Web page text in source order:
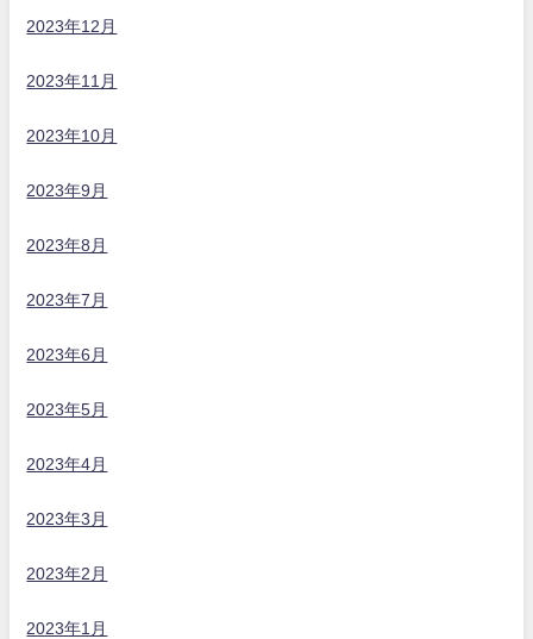
2023年12月
2023年11月
2023年10月
2023年9月
2023年8月
2023年7月
2023年6月
2023年5月
2023年4月
2023年3月
2023年2月
2023年1月